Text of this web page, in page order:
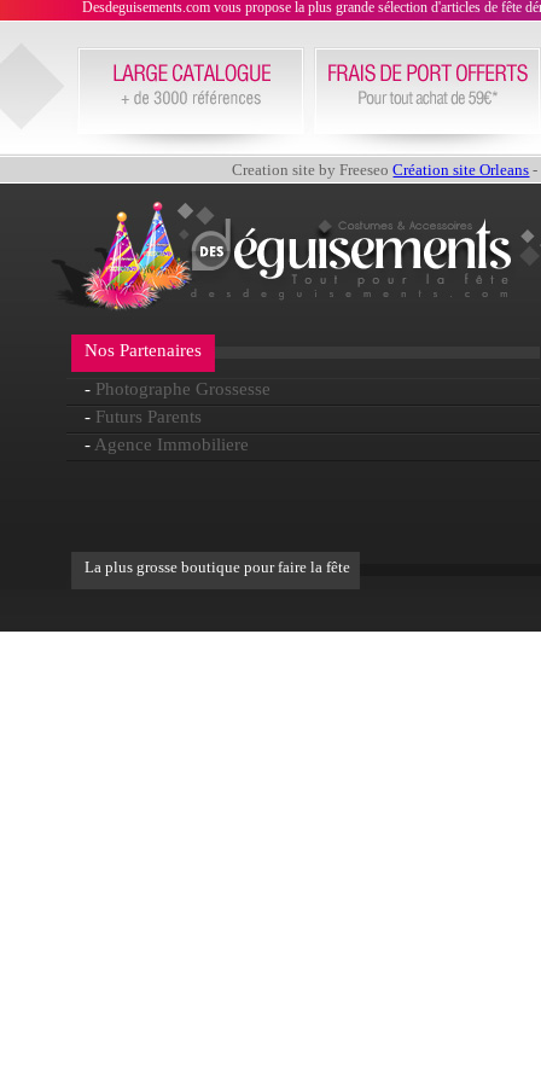
Desdeguisements.com vous propose la plus grande sélection d'articles de fête
Creation site by FreeseoCréation site Orleans -
Nos Partenaires
- Photographe Grossesse
- Futurs Parents
- Agence Immobiliere
La plus grosse boutique pour faire la fête